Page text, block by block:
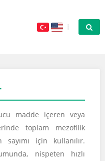
madde içeren veya
toplam mezofilik
sayımı için kullanılır.
nispeten hızlı